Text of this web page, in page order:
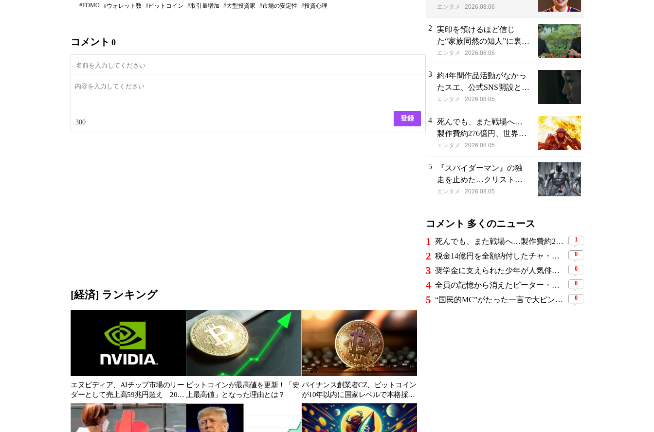
FOMO ウォレット数 ビットコイン 取引量増加 大型投資家 市場の安定性 投資心理
コメント 0
300
登録
[経済] ランキング
エヌビディア、AIチップ市場のリー
ダーとして売上高59兆円超え 2025
年の明るい見通しと次なる成長分野
は？
ビットコインが最高値を更新！「史
上最高値」となった理由とは？
バイナンス創業者CZ、ビットコイン
が10年以内に国家レベルで本格採用
されると予測
で批判続出、人気コメデ
エンタメ 2026.08.06
2
実印を預けるほど信じ
た“家族同然の知人”に裏切
られた…収益9対1、10年
変
エンタメ 2026.08.06
3 約4年間作品活動がなかっ
たスエ、公式SNS開設と新
ビジュアル公開で復帰説
エンタメ 2026.08.05
4 死んでも、また戦場へ…
製作費約276億円、世界興
収584億円のSF大作『オー
ズ・キル』がついに配信
エンタメ 2026.08.05
5
『スパイダーマン』の独
走を止めた…クリストフ
ァー・ノーラン史上最
エンタメ 2026.08.05
コメント 多くのニュース
1 死んでも、また戦場へ…製作費約276億円、世界興収584億円のSF大作『オール・ユー・ニード・イズ・キル』がついに配信 1
2 税金14億円を全額納付したチャ・ウヌ、今度は軍服姿で登場…鍛え上げた上半身に驚きの声 0
3 奨学金に支えられた少年が人気俳優へ…今度は子どもたちに総額5,000万円を寄付 0
4 全員の記憶から消えたピーター・パーカーに謎の敵と制御不能の新能力…『スパイダーマン：ブランド・ニュー・デイ』に期待爆発 0
5 “国民的MC”がたった一言で大ピンチ…劇場ミュージカルを巡る発言に批判続出、ついに長文で謝罪 0